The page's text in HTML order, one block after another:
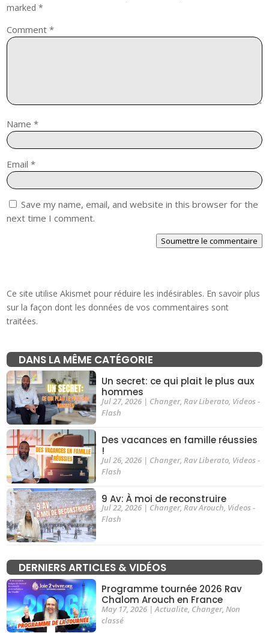
marked*
Comment*
Name*
Email*
Save my name, email, and website in this browser for the
next time I comment.
Soumettre le commentaire
Ce site utilise Akismet pour réduire les indésirables. En savoir plus
sur la façon dont les données de vos commentaires sont
traitées.
DANS LA MÊME CATÉGORIE
Un secret: ce qui plait le plus aux
hommes
Jul 27, 2026| Changer, Rav Liberato, Videos -
Flash
Des vacances en famille réussies
!
Jul 26, 2026| Changer, Rav Liberato, Videos -
Flash
9 Av: À moi de reconstruire
Jul 22, 2026| Changer, Rav Arouch, Videos -
Flash
DERNIERS ARTICLES & VIDÉOS
Programme tournée 2026 Rav
Chalom Arouch en France
May 17, 2026|Actualite, Changer, Non
classé